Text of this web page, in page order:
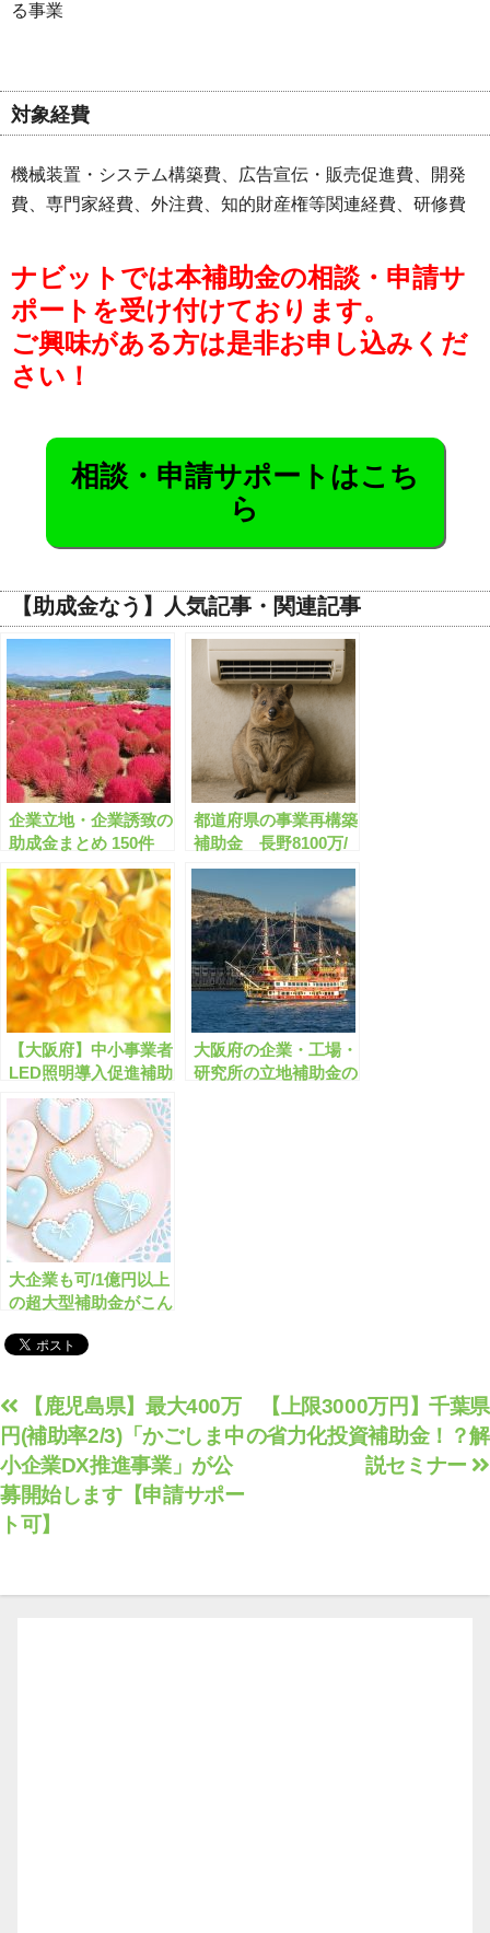
る事業
対象経費
機械装置・システム構築費、広告宣伝・販売促進費、開発
費、専門家経費、外注費、知的財産権等関連経費、研修費
ナビットでは本補助金の相談・申請サ
ポートを受け付けております。
ご興味がある方は是非お申し込みくだ
さい！
相談・申請サポートはこち
ら
【助成金なう】人気記事・関連記事
企業立地・企業誘致の
助成金まとめ 150件
【2月版】(申請サポー
ト受付中)【有料会員
限定】
都道府県の事業再構築
補助金 長野8100万/
富山8200万/和歌山
8100万/千葉1000万/宮
城500万など【申請サ
ポート可】
【大阪府】中小事業者
LED照明導入促進補助
金(1500万円)の申請サ
ポートはこちら！
大阪府の企業・工場・
研究所の立地補助金の
大企業も可/1億円以上
の超大型補助金がこん
請サポート可】
投
稿
ナ
ビ
ゲ
【上限3000万円】千葉県
の省力化投資補助金！？解
説セミナー
【鹿児島県】最大400万
円(補助率2/3)「かごしま中
小企業DX推進事業」が公
募開始します【申請サポー
ト可】